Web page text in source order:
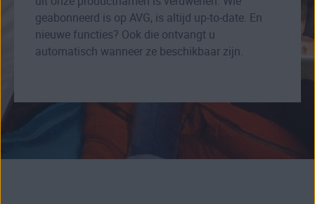
geabonneerd is op AVG, is altijd up-to-date. En
nieuwe functies? Ook die ontvangt u
automatisch wanneer ze beschikbaar zijn.